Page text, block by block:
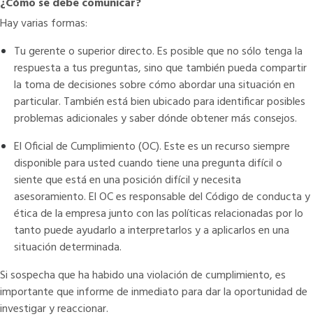
Hay varias formas:
Tu gerente o superior directo. Es posible que no sólo tenga la
respuesta a tus preguntas, sino que también pueda compartir
la toma de decisiones sobre cómo abordar una situación en
particular. También está bien ubicado para identificar posibles
problemas adicionales y saber dónde obtener más consejos.
El Oficial de Cumplimiento (OC). Este es un recurso siempre
disponible para usted cuando tiene una pregunta difícil o
siente que está en una posición difícil y necesita
asesoramiento. El OC es responsable del Código de conducta y
ética de la empresa junto con las políticas relacionadas por lo
tanto puede ayudarlo a interpretarlos y a aplicarlos en una
situación determinada.
Si sospecha que ha habido una violación de cumplimiento, es
importante que informe de inmediato para dar la oportunidad de
investigar y reaccionar.